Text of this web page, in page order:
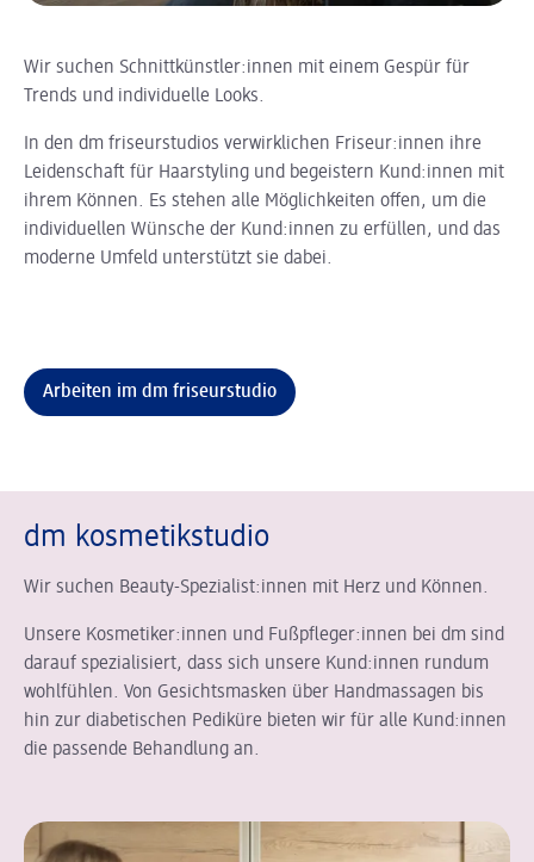
Wir suchen Schnittkünstler:innen mit einem Gespür für
Trends und individuelle Looks.
In den dm friseurstudios verwirklichen Friseur:innen ihre
Leidenschaft für Haarstyling und begeistern Kund:innen mit
ihrem Können. Es stehen alle Möglichkeiten offen, um die
individuellen Wünsche der Kund:innen zu erfüllen, und das
moderne Umfeld unterstützt sie dabei.
Arbeiten im dm friseurstudio
dm kosmetikstudio
Wir suchen Beauty-Spezialist:innen mit Herz und Können.
Unsere Kosmetiker:innen und Fußpfleger:innen bei dm sind
darauf spezialisiert, dass sich unsere Kund:innen rundum
wohlfühlen. Von Gesichtsmasken über Handmassagen bis
hin zur diabetischen Pediküre bieten wir für alle Kund:innen
die passende Behandlung an.